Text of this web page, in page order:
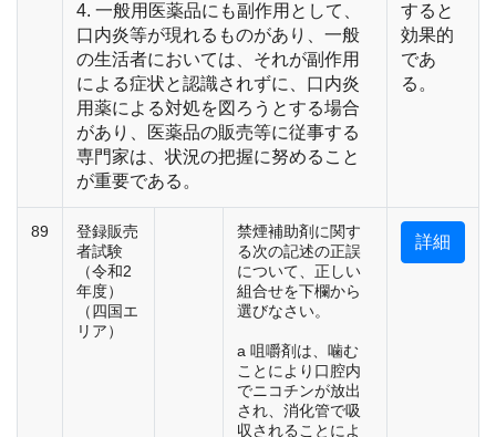
4. 一般用医薬品にも副作用として、
口内炎等が現れるものがあり、一般
の生活者においては、それが副作用
による症状と認識されずに、口内炎
用薬による対処を図ろうとする場合
があり、医薬品の販売等に従事する
専門家は、状況の把握に努めること
が重要である。
すると
効果的
であ
る。
89
登録販売
者試験
（令和2
年度）
（四国エ
リア）
禁煙補助剤に関す
る次の記述の正誤
について、正しい
組合せを下欄から
選びなさい。
a 咀嚼剤は、噛む
ことにより口腔内
でニコチンが放出
され、消化管で吸
収されることによ
詳細